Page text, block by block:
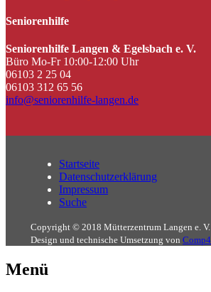
Seniorenhilfe
Seniorenhilfe Langen & Egelsbach e. V.
Büro Mo-Fr 10:00-12:00 Uhr
06103 2 25 04
06103 312 65 56
info@seniorenhilfe-langen.de
Startseite
Datenschutzerklärung
Impressum
Suche
Copyright © 2018 Mütterzentrum Langen e.
Design und technische Umsetzung von
Menü